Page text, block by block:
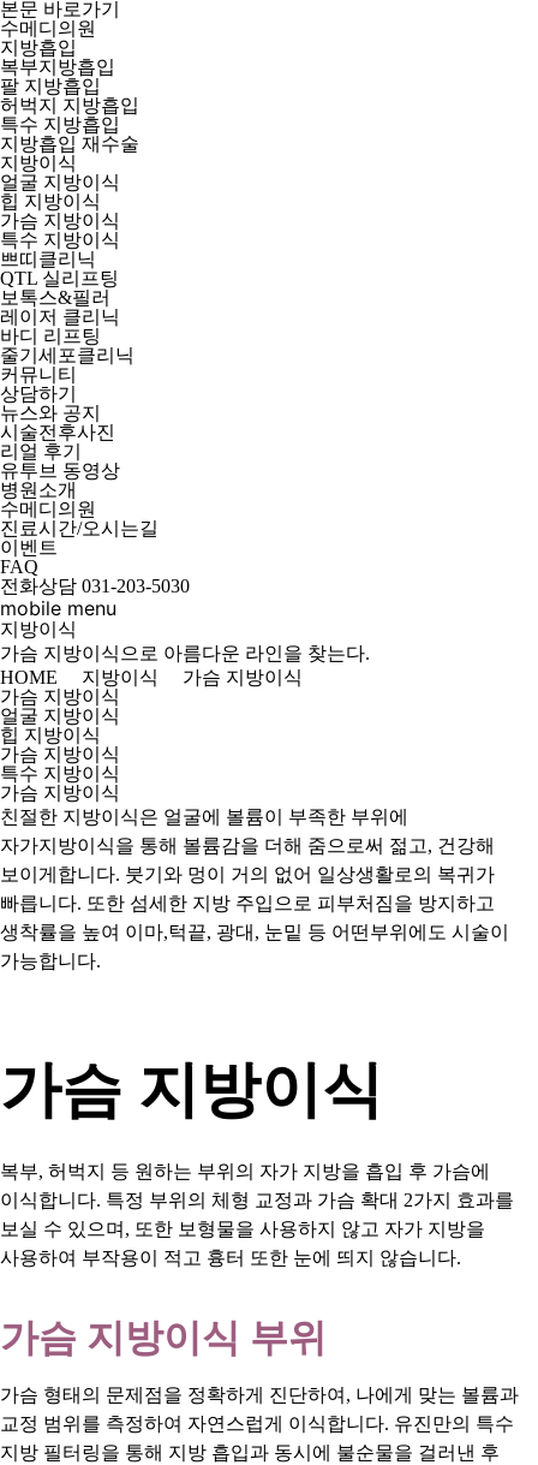
본문 바로가기
수메디의원
지방흡입
복부지방흡입
팔 지방흡입
허벅지 지방흡입
특수 지방흡입
지방흡입 재수술
지방이식
얼굴 지방이식
힙 지방이식
가슴 지방이식
특수 지방이식
쁘띠클리닉
QTL 실리프팅
보톡스&필러
레이저 클리닉
바디 리프팅
줄기세포클리닉
커뮤니티
상담하기
뉴스와 공지
시술전후사진
리얼 후기
유투브 동영상
병원소개
수메디의원
진료시간/오시는길
이벤트
FAQ
전화상담 031-203-5030
mobile menu
지방이식
가슴 지방이식으로 아름다운 라인을 찾는다.
HOME
지방이식
가슴 지방이식
가슴 지방이식
얼굴 지방이식
힙 지방이식
가슴 지방이식
특수 지방이식
가슴 지방이식
친절한 지방이식은 얼굴에 볼륨이 부족한 부위에
자가지방이식을 통해 볼륨감을 더해 줌으로써 젊고, 건강해
보이게합니다. 붓기와 멍이 거의 없어 일상생활로의 복귀가
빠릅니다. 또한 섬세한 지방 주입으로 피부처짐을 방지하고
생착률을 높여 이마,턱끝, 광대, 눈밑 등 어떤부위에도 시술이
가능합니다.
가슴 지방이식
복부, 허벅지 등 원하는 부위의 자가 지방을 흡입 후 가슴에
이식합니다. 특정 부위의 체형 교정과 가슴 확대 2가지 효과를
보실 수 있으며, 또한 보형물을 사용하지 않고 자가 지방을
사용하여 부작용이 적고 흉터 또한 눈에 띄지 않습니다.
가슴 지방이식 부위
가슴 형태의 문제점을 정확하게 진단하여, 나에게 맞는 볼륨과
교정 범위를 측정하여 자연스럽게 이식합니다. 유진만의 특수
지방 필터링을 통해 지방 흡입과 동시에 불순물을 걸러낸 후